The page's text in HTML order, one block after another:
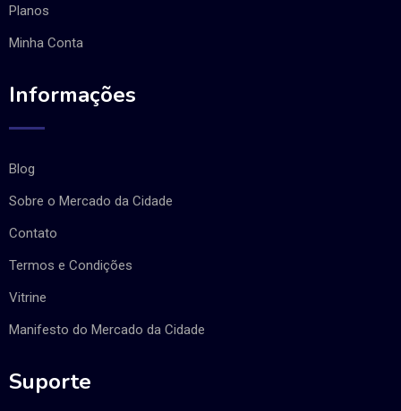
Planos
Minha Conta
Informações
Blog
Sobre o Mercado da Cidade
Contato
Termos e Condições
Vitrine
Manifesto do Mercado da Cidade
Suporte